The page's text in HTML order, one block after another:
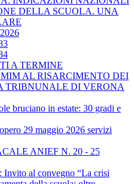
DELLA SCUOLA. UNA
A TERMINE
AL RISARCIMENTO DEI
TRIBNUNALE DI VERONA
bruciano in estate: 30 gradi e
29 maggio 2026 servizi
ANIEF N. 20 - 25
Invito al convegno “La crisi